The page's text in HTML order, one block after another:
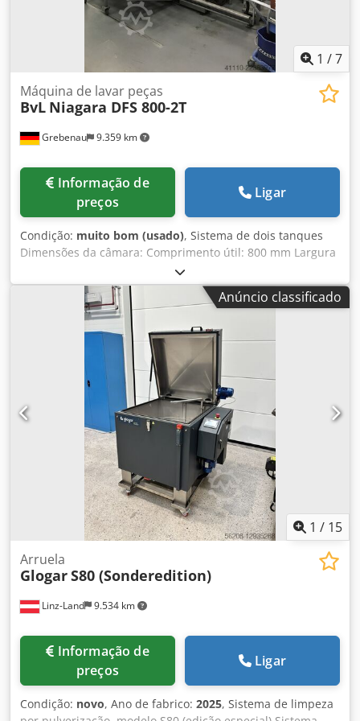
1 /7
Grebenau 9.359 km
Máquina de lavar peças
BvL Niagara DFS 800-2T
preços
Ligar
Condição: muito bom (usado), Sistema de dois tanques
Dimensões da câmara: Comprimento útil: 800 mm Largura
útil: 600 mm Altura útil: 400 mm Capacidade de carga: 150
kg Capacidade dos tanques: Credozndnljpfx Al Sef a)
Tanque de lavagem: 1.000 litros b) Tanque de enxágue:
Anúncio classificado
1 / 15
Linz-Land 9.534 km
Arruela
GlogarS80 (Sonderedition)
preços
Ligar
Condição: novo, Ano de fabrico: 2025, Sistema de limpeza